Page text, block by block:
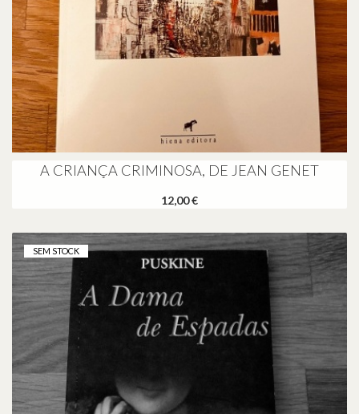
A CRIANÇA CRIMINOSA, DE JEAN GENET
12,00 €
SEM STOCK